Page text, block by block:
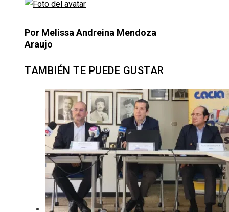
Por Melissa Andreina Mendoza
Araujo
TAMBIÉN TE PUEDE GUSTAR